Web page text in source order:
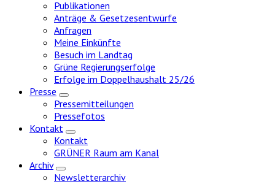
Publikationen
Anträge & Gesetzesentwürfe
Anfragen
Meine Einkünfte
Besuch im Landtag
Grüne Regierungserfolge
Erfolge im Doppelhaushalt 25/26
Presse
Zeige
Untermenü
Pressemitteilungen
Pressefotos
Kontakt
Zeige
Untermenü
Kontakt
GRÜNER Raum am Kanal
Archiv
Zeige
Untermenü
Newsletterarchiv